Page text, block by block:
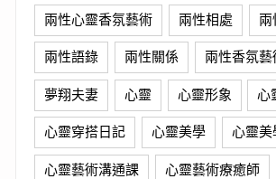
兩性心靈香氛藝術 兩性相處
兩性語錄 兩性關係 兩性香氛藝
夢翔夫妻 心靈 心靈形象 心
心靈穿搭日記 心靈美學 心靈美
心靈藝術溝通課 心靈藝術療癒師